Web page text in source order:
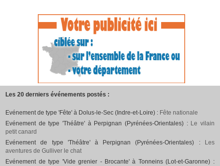
Les 20 derniers événements postés :
Evénement de type 'Fête' à Dolus-le-Sec (Indre-et-Loire) : Fête nationale
Evénement de type 'Théâtre' à Perpignan (Pyrénées-Orientales) : Le vilain
petit canard
Evénement de type 'Théâtre' à Perpignan (Pyrénées-Orientales) :
Les
aventures de Gulliver le chat
Evénement de type 'Vide grenier - Brocante' à Tonneins (Lot-et-Garonne) :